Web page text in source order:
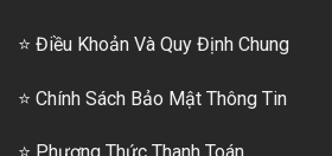
⭐ Điều Khoản Và Quy Định Chung
⭐ Chính Sách Bảo Mật Thông Tin